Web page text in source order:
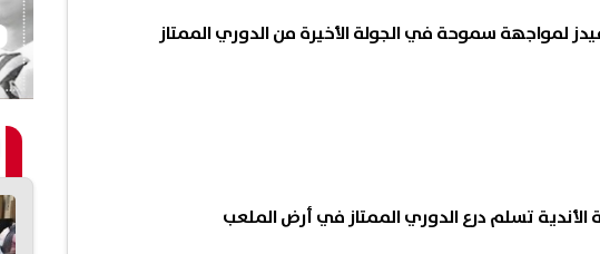
الأندية تسلم درع الدوري الممتاز في أرض الملعب